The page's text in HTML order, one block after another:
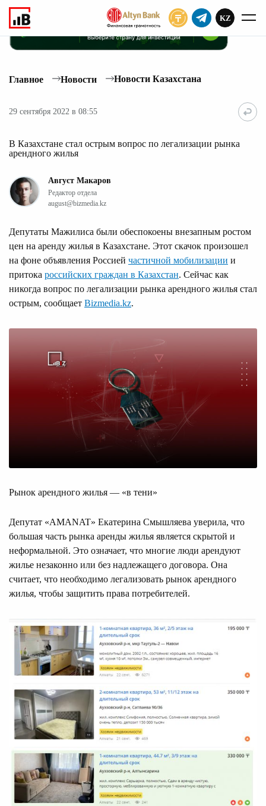
KZ
Главное Новости Новости Казахстана
29 сентября 2022 в 08:55
В Казахстане стал острым вопрос по легализации рынка
арендного жилья
Август Макаров
Редактор отдела
august@bizmedia.kz
Депутаты Мажилиса были обеспокоены внезапным ростом
цен на аренду жилья в Казахстане. Этот скачок произошел
на фоне объявления Россией частичной мобилизации и
притока российских граждан в Казахстан. Сейчас как
никогда вопрос по легализации рынка арендного жилья стал
острым, сообщает Bizmedia.kz.
Рынок арендного жилья — «в тени»
Депутат «AMANAT» Екатерина Смышляева уверила, что
большая часть рынка аренды жилья является скрытой и
неформальной. Это означает, что многие люди арендуют
жилье незаконно или без надлежащего договора. Она
считает, что необходимо легализовать рынок арендного
жилья, чтобы защитить права потребителей.